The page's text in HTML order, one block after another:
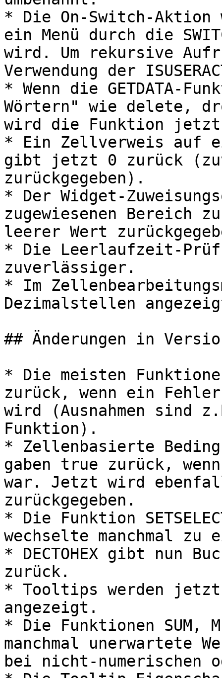
* Die On-Switch-
ein Menü durch die
wird. Um rekursive
Verwendung der
* Wenn die GETDATA-
Wörtern" wie delete,
wird die Funktion
* Ein Zellverweis auf
gibt jetzt 0 zurück
zurückgegeben).
* Der Widget-
zugewiesenen Bereich
leerer Wert
* Die Leerlaufzeit-
zuverlässiger.
* Im
Dezimalstellen
## Änderungen in
* Die meisten
zurück, wenn ein
wird (Ausnahmen sind
Funktion).
* Zellenbasierte
gaben true zurück,
war. Jetzt wird
zurückgegeben.
* Die Funktion
wechselte manchmal
* DECTOHEX gibt nun
zurück.
* Tooltips werden
angezeigt.
* Die Funktionen SUM,
manchmal unerwartete
bei nicht-numerischen